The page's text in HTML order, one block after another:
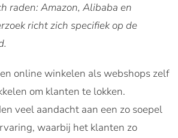
raden: Amazon, Alibaba en
richt zich specifiek op de
online winkelen als webshops zelf
om klanten te lokken.
veel aandacht aan een zo soepel
waarbij het klanten zo